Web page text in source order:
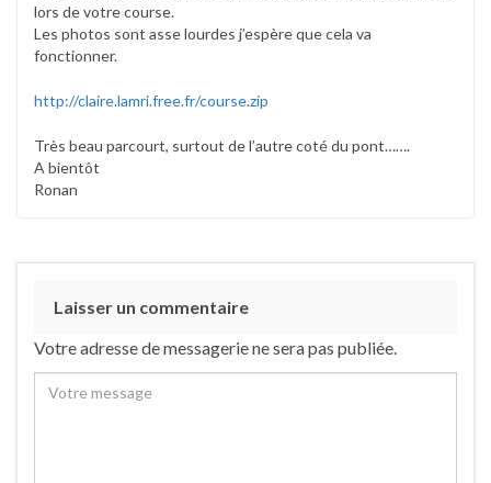
lors de votre course.
Les photos sont asse lourdes j’espère que cela va
fonctionner.
http://claire.lamri.free.fr/course.zip
Très beau parcourt, surtout de l’autre coté du pont…….
A bientôt
Ronan
Laisser un commentaire
Votre adresse de messagerie ne sera pas publiée.